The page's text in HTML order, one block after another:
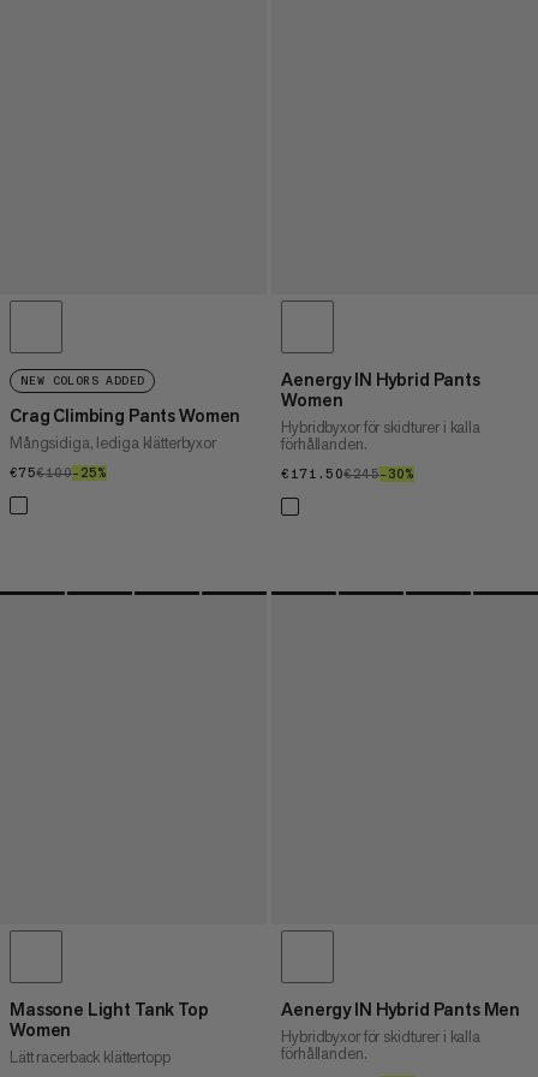
NEW COLORS ADDED
Crag Climbing Pants Women
Mångsidiga, lediga klätterbyxor
€75€75
€100€100
–25%
Aenergy IN Hybrid Pants
Women
Hybridbyxor för skidturer i kalla
förhållanden.
€171.50€171.50
€245€245
–30%
Massone Light Tank Top
Women
Lätt racerback klättertopp
Aenergy IN Hybrid Pants Men
Hybridbyxor för skidturer i kalla
förhållanden.